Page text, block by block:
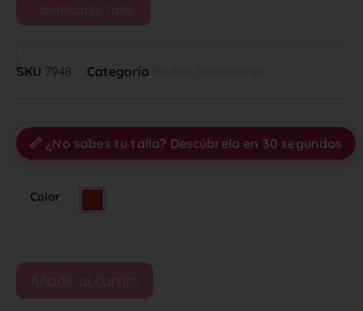
Identifica tu Talla
SKU 7948 Categoría
📏 ¿No sabes tu talla? Descúbrela en 30 segundos
Color
Añadir al carrito